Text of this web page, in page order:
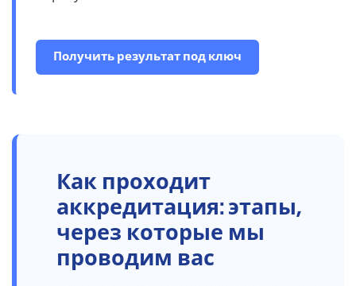
Получить результат под ключ
Как проходит
аккредитация: этапы,
через которые мы
проводим вас